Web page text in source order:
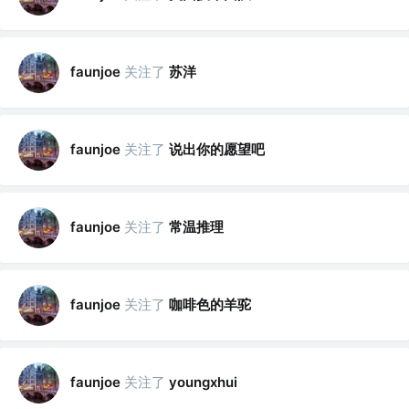
faunjoe 关注了 苏洋
faunjoe 关注了 说出你的愿望吧
faunjoe 关注了 常温推理
faunjoe 关注了 咖啡色的羊驼
faunjoe 关注了 youngxhui